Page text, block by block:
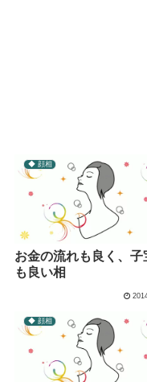
◆ 顔相
お金の流れも良く、子
も良い相
◆ 顔相